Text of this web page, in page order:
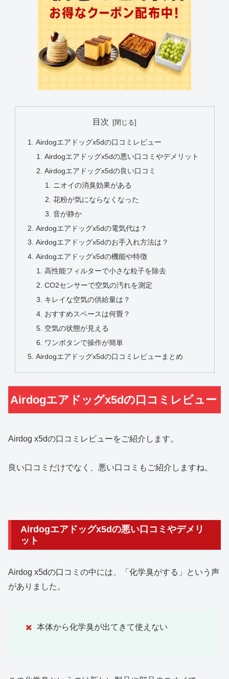
目次
Airdogエアドッグx5dの口コミレビュー
Airdogエアドッグx5dの悪い口コミやデメリット
Airdogエアドッグx5dの良い口コミ
ニオイの消臭効果がある
花粉が気にならなくなった
音が静か
Airdogエアドッグx5dの電気代は？
Airdogエアドッグx5dのお手入れ方法は？
Airdogエアドッグx5dの機能や特徴
高性能フィルターで小さな粒子を除去
CO2センサーで空気の汚れを測定
キレイな空気の供給量は？
おすすめスペースは何畳？
空気の状態が見える
ワンボタンで操作が簡単
Airdogエアドッグx5dの口コミレビューまとめ
Airdogエアドッグx5dの口コミレビュー
Airdog x5dの口コミレビューをご紹介します。
良い口コミだけでなく、悪い口コミもご紹介しますね。
Airdogエアドッグx5dの悪い口コミやデメリ
ット
Airdog x5dの口コミの中には、「化学臭がする」という声
がありました。
本体から化学臭が出てきて使えない